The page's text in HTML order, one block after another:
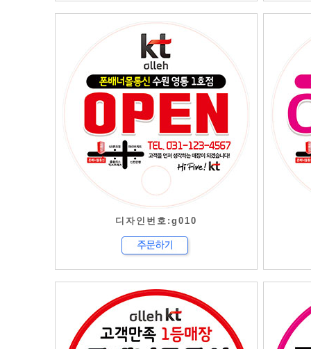
디자인번호:g010